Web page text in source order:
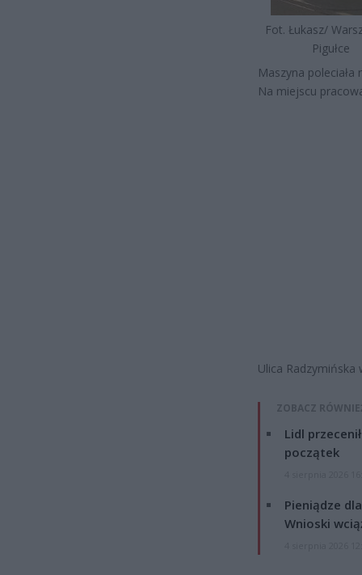
Fot. Łukasz/
Pigułce
Maszyna
Na miejscu
Ulica Radzymińska
ZOBACZ
Lidl
początek
Pieniądze
Wnioski